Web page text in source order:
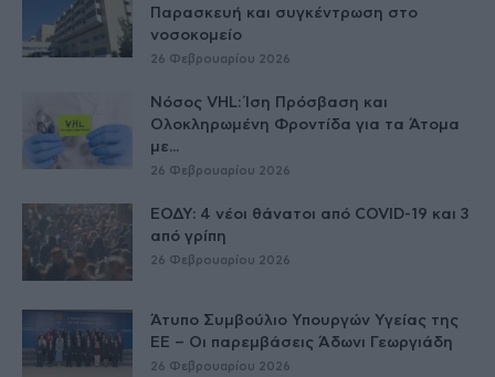
Παρασκευή και συγκέντρωση στο
νοσοκομείο
26 Φεβρουαρίου 2026
Νόσος VHL: Ίση Πρόσβαση και
Ολοκληρωμένη Φροντίδα για τα Άτομα
με...
26 Φεβρουαρίου 2026
ΕΟΔΥ: 4 νέοι θάνατοι από COVID-19 και 3
από γρίπη
26 Φεβρουαρίου 2026
Άτυπο Συμβούλιο Υπουργών Υγείας της
ΕE – Οι παρεμβάσεις Άδωνι Γεωργιάδη
26 Φεβρουαρίου 2026